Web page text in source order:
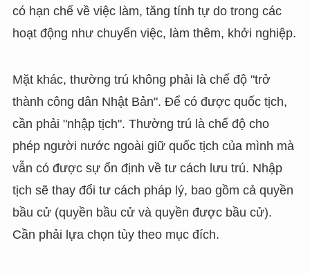
có hạn chế về việc làm, tăng tính tự do trong các
hoạt động như chuyển việc, làm thêm, khởi nghiệp.
Mặt khác, thường trú không phải là chế độ "trở
thành công dân Nhật Bản". Để có được quốc tịch,
cần phải "nhập tịch". Thường trú là chế độ cho
phép người nước ngoài giữ quốc tịch của mình mà
vẫn có được sự ổn định về tư cách lưu trú. Nhập
tịch sẽ thay đổi tư cách pháp lý, bao gồm cả quyền
bầu cử (quyền bầu cử và quyền được bầu cử).
Cần phải lựa chọn tùy theo mục đích.